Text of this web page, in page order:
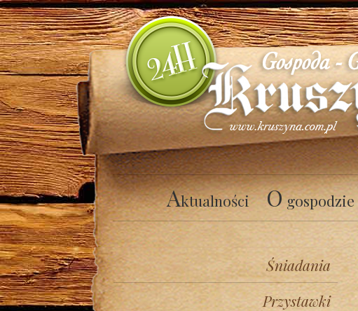
Aktualności Ogospodzie
Śniadania
Przystawki